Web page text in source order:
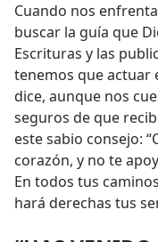
Cuando nos
buscar la guía que
Escrituras y las
tenemos que actuar
dice, aunque nos
seguros de que
este sabio consejo:
corazón, y no te
En todos tus
hará derechas tus